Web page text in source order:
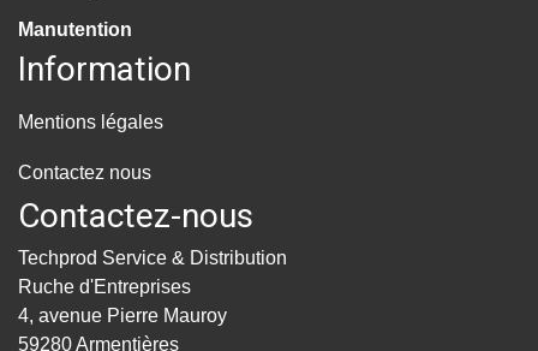
Manutention
Information
Mentions légales
Contactez nous
Contactez-nous
Techprod Service & Distribution
Ruche d'Entreprises
4, avenue Pierre Mauroy
59280 Armentières